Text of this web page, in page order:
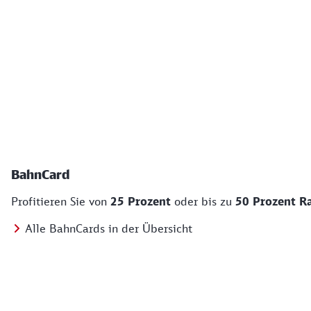
BahnCard
Profitieren Sie von 25 Prozent oder bis zu 50 Prozent
Alle BahnCards in der Übersicht